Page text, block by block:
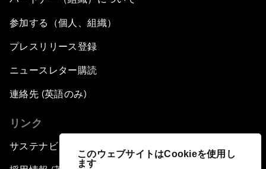
このウェブサイトはCookieを使用し
ます
参加する（個人、組織）
プレスリリース登録
ニュースレター購読
連絡先 (英語のみ)
リンク
サステナビリティへの取り組み